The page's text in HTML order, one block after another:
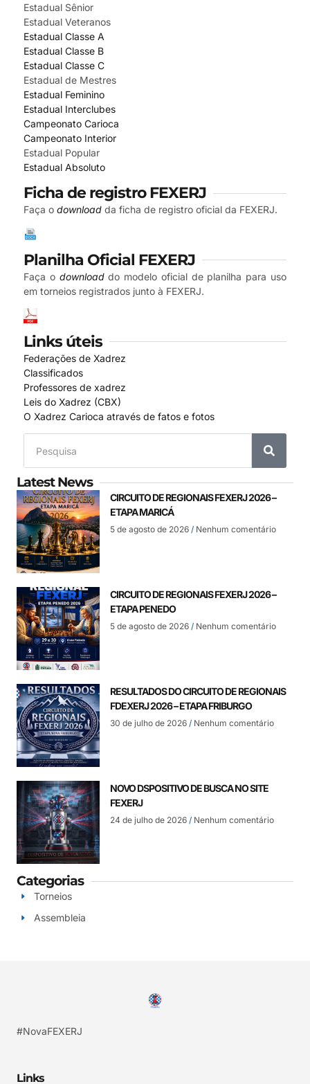
Estadual Sênior
Estadual Veteranos
Estadual Classe A
Estadual Classe B
Estadual Classe C
Estadual de Mestres
Estadual Feminino
Estadual Interclubes
Campeonato Carioca
Campeonato Interior
Estadual Popular
Estadual Absoluto
Ficha de registro FEXERJ
Faça o download da ficha de registro oficial da FEXERJ.
Planilha Oficial FEXERJ
Faça o downloaddo modelo oficial de planilha para uso
em torneios registrados junto à FEXERJ.
Links úteis
Federações de Xadrez
Classificados
Professores de xadrez
Leis do Xadrez (CBX)
O Xadrez Carioca através de fatos e fotos
Latest News
CIRCUITO DE REGIONAIS FEXERJ 2026 –
ETAPA MARICÁ
5 de agosto de 2026 Nenhum comentário
CIRCUITO DE REGIONAIS FEXERJ 2026 –
ETAPA PENEDO
5 de agosto de 2026 Nenhum comentário
RESULTADOS DO CIRCUITO DE REGIONAIS
FDEXERJ 2026 – ETAPA FRIBURGO
30 de julho de 2026 Nenhum comentário
NOVO DSPOSITIVO DE BUSCA NO SITE
FEXERJ
24 de julho de 2026 Nenhum comentário
Categorias
Torneios
Assembleia
#NovaFEXERJ
Links